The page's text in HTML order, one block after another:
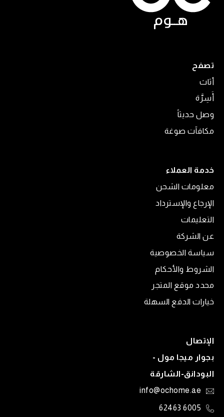
تصفح
أثاث
أَسِرَّة
وصل حديثاً
مكافآت صوغة
خدمة العملاء
معلومات الشحن
الإرجاع والإسترداد
التعليمات
عن الشركة
سياسة الخصوصية
الشروط والأحكام
محدد موقع المتجر
خيارات الدفع السهلة
الإتصال
بجوار ميجا مول -
البودانق-الشارقة
info@ochome.ae
6005 62463